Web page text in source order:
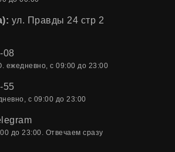
ул. Правды 24 стр 2
08
ежедневно, с 09:00 до 23:00
55
с 09:00 до 23:00
до 23:00. Отвечаем сразу